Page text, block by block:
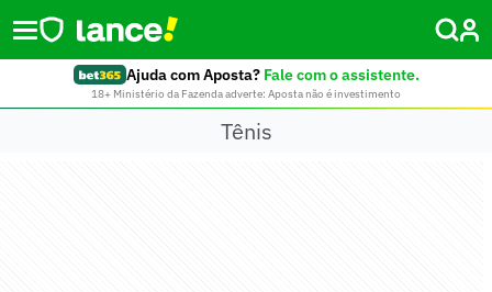
Ajuda com Aposta? Fale com o assistente.
18+ Ministério da Fazenda adverte: Aposta não é investimento
Tênis